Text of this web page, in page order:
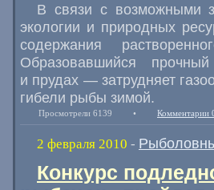
В связи с возможными
экологии и природных
содержания
Образовавшийся
и прудах — затрудняет
гибели рыбы зимой.
Просмотрели 6139 • Комментарии
2 февраля 2010 -
Конкурс